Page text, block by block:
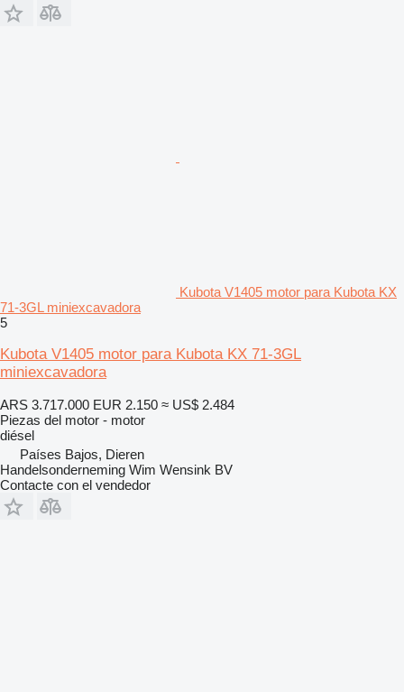
Kubota V1405 motor para Kubota KX
71-3GL miniexcavadora
5
Kubota V1405 motor para Kubota KX 71-3GL
miniexcavadora
ARS 3.717.000 EUR 2.150 ≈ US$ 2.484
Piezas del motor - motor
diésel
Países Bajos, Dieren
Handelsonderneming Wim Wensink BV
Contacte con el vendedor